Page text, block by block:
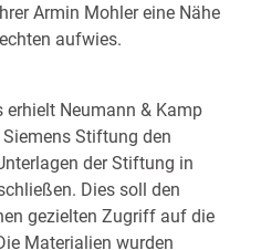
Armin Mohler eine Nähe
aufwies.
erhielt Neumann & Kamp
Stiftung den
der Stiftung in
Dies soll den
gezielten Zugriff auf die
Materialien wurden